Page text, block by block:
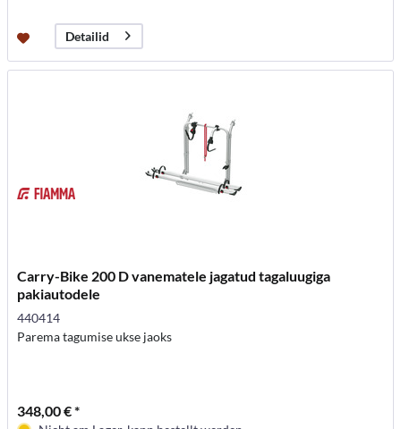
Detailid
Carry-Bike 200 D vanematele jagatud tagaluugiga
pakiautodele
440414
Parema tagumise ukse jaoks
348,00 € *